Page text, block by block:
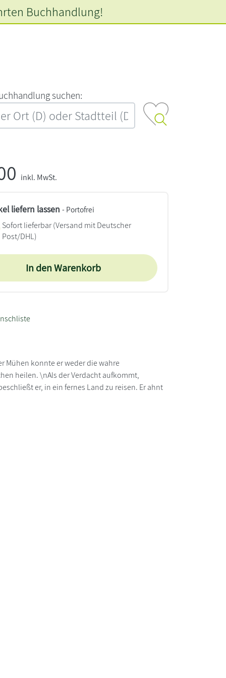
‍s‍u‍c‍h‍e‍n‍:‍
Buchhandlung!
inkl. MwSt.
liefern lassen - Portofrei
Sofort lieferbar(Versand mit Deutscher
Post/DHL)
In den Warenkorb
Mühen konnte er weder die wahre
heilen. \nAls der Verdacht aufkommt,
er, in ein fernes Land zu reisen. Er ahnt